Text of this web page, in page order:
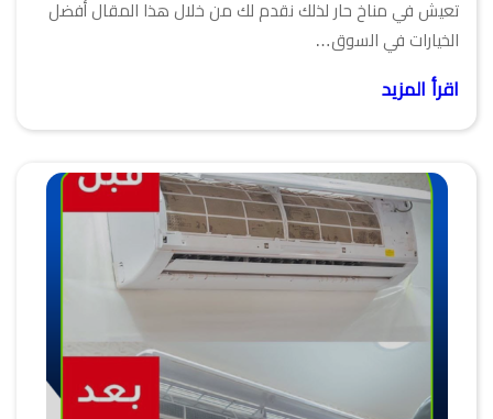
تعيش في مناخ حار لذلك نقدم لك من خلال هذا المقال أفضل
الخيارات في السوق…
اقرأ المزيد